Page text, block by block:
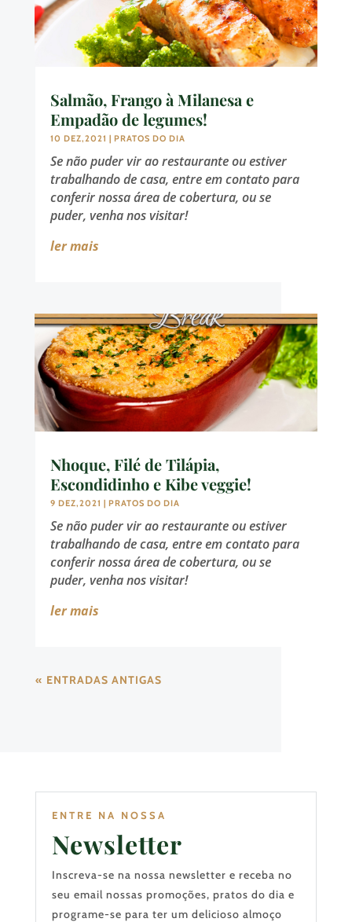
Salmão, Frango à Milanesa e
Empadão de legumes!
10 DEZ,2021 | PRATOS DO DIA
Se não puder vir ao restaurante ou estiver
trabalhando de casa, entre em contato para
conferir nossa área de cobertura, ou se
puder, venha nos visitar!
ler mais
Nhoque, Filé de Tilápia,
Escondidinho e Kibe veggie!
9 DEZ,2021 | PRATOS DO DIA
Se não puder vir ao restaurante ou estiver
trabalhando de casa, entre em contato para
conferir nossa área de cobertura, ou se
puder, venha nos visitar!
ler mais
« ENTRADAS ANTIGAS
ENTRE NA NOSSA
Newsletter
Inscreva-se na nossa newsletter e receba no
seu email nossas promoções, pratos do dia e
programe-se para ter um delicioso almoço